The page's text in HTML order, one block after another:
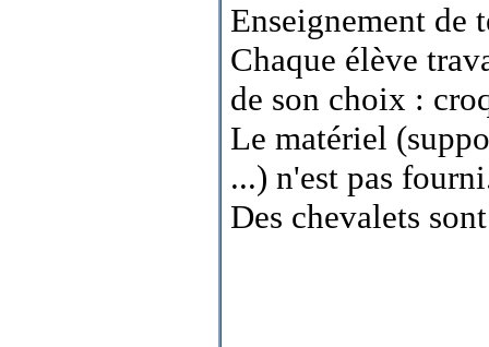
Enseignement de
Chaque élève
de son choix :
Le matériel
...) n'est pas
Des chevalets